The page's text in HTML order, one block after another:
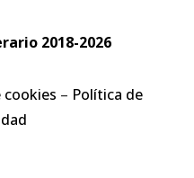
2018-2026
cookies – Política de